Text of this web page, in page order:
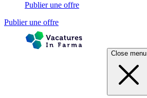
Publier une offre
Publier une offre
Close menu